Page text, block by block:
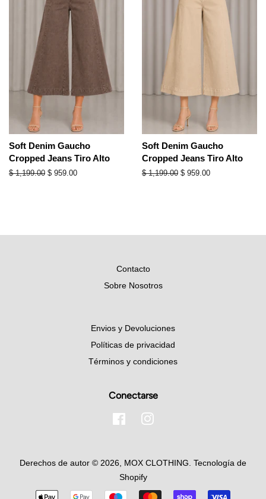
Soft Denim Gaucho
Cropped Jeans Tiro Alto
Precio
$ 1,199.00 Precio
$ 959.00
Soft Denim Gaucho
Cropped Jeans Tiro Alto
Precio
$ 1,199.00 Precio
$ 959.00
Contacto
Sobre Nosotros
Envios y Devoluciones
Políticas de privacidad
Términos y condiciones
Conectarse
Facebook
Derechos de autor © 2026, MOX CLOTHING. Tecnología de
Shopify